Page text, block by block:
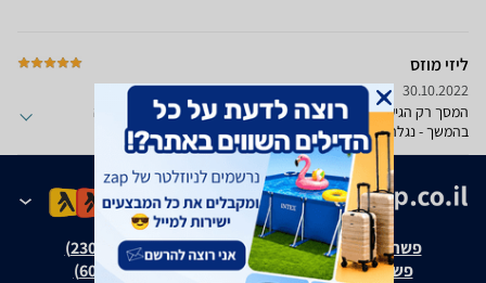
ליזי מוזס
30.10.2022
המסך רק הגיע לביתי הבוקר וחובר.בינתיים נראה ופועל מצוין.מה יהיה
בהמשך - נגלה אחר כך... אבל באמת עושה רושם טוב מאד.
פשרה בת"צ אבנצ'יק נ' זאפ גרופ (ת"צ 23008-08-20)
פשרה בת"צ כהנים נ' זאפ גרופ (ת"צ 60371-12-19)